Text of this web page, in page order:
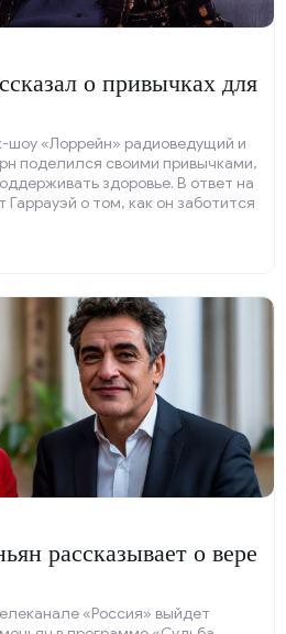
о привычках для
шоу «Лоррейн» радиоведущий и
поделился своими привычками,
здоровье. В ответ на
о том, как он заботится
рассказывает о вере
«Россия» выйдет